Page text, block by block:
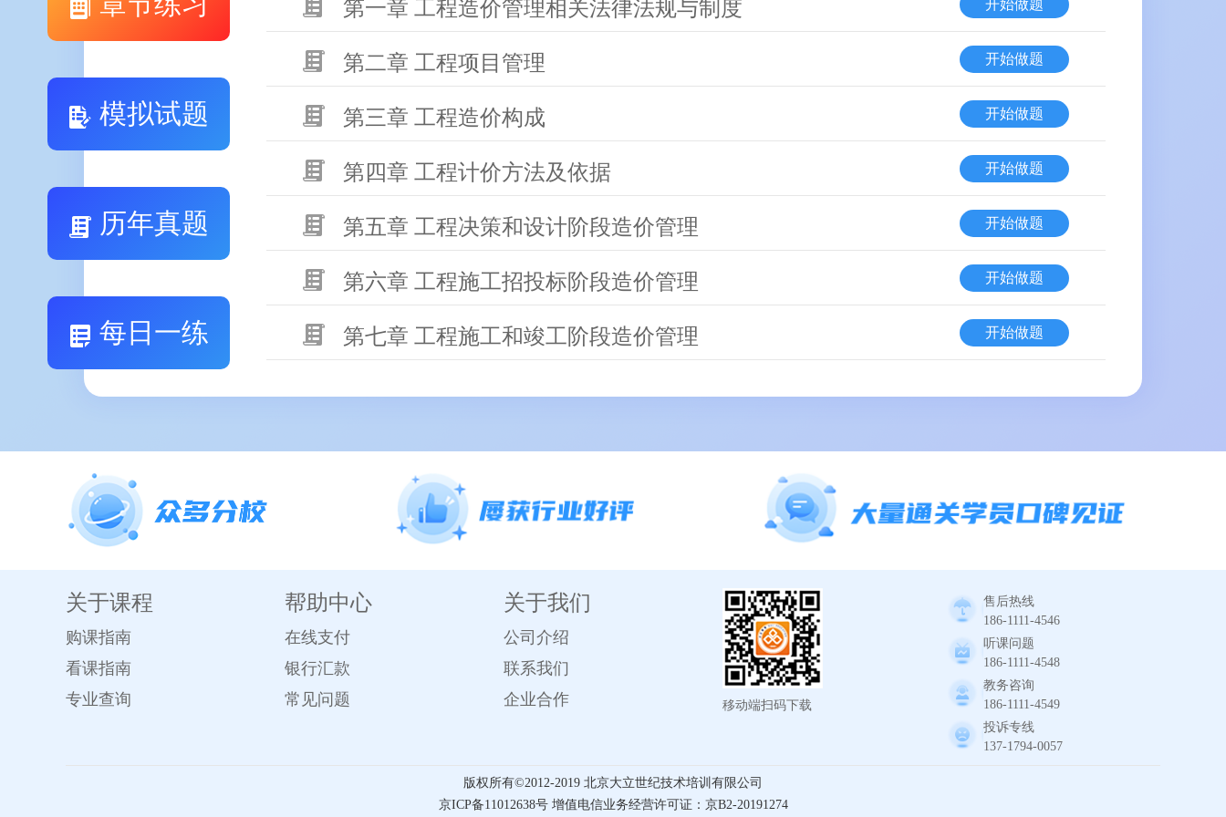
模拟试题
历年真题
每日一练
第一章 工程造价管理相关法律法规与制度 开始做题
第二章 工程项目管理 开始做题
第三章 工程造价构成 开始做题
第四章 工程计价方法及依据 开始做题
第五章 工程决策和设计阶段造价管理 开始做题
第六章 工程施工招投标阶段造价管理 开始做题
第七章 工程施工和竣工阶段造价管理 开始做题
关于课程
购课指南
看课指南
专业查询
帮助中心
在线支付
银行汇款
常见问题
关于我们
公司介绍
联系我们
企业合作
移动端扫码下载
售后热线
186-1111-4546
听课问题
186-1111-4548
教务咨询
186-1111-4549
投诉专线
137-1794-0057
版权所有©️2012-2019 北京大立世纪技术培训有限公司
京ICP备11012638号 增值电信业务经营许可证：京B2-20191274